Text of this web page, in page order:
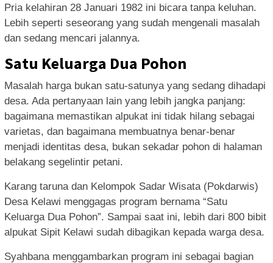
Pria kelahiran 28 Januari 1982 ini bicara tanpa keluhan.
Lebih seperti seseorang yang sudah mengenali masalah
dan sedang mencari jalannya.
Satu Keluarga Dua Pohon
Masalah harga bukan satu-satunya yang sedang dihadapi
desa. Ada pertanyaan lain yang lebih jangka panjang:
bagaimana memastikan alpukat ini tidak hilang sebagai
varietas, dan bagaimana membuatnya benar-benar
menjadi identitas desa, bukan sekadar pohon di halaman
belakang segelintir petani.
Karang taruna dan Kelompok Sadar Wisata (Pokdarwis)
Desa Kelawi menggagas program bernama “Satu
Keluarga Dua Pohon”. Sampai saat ini, lebih dari 800 bibit
alpukat Sipit Kelawi sudah dibagikan kepada warga desa.
Syahbana menggambarkan program ini sebagai bagian